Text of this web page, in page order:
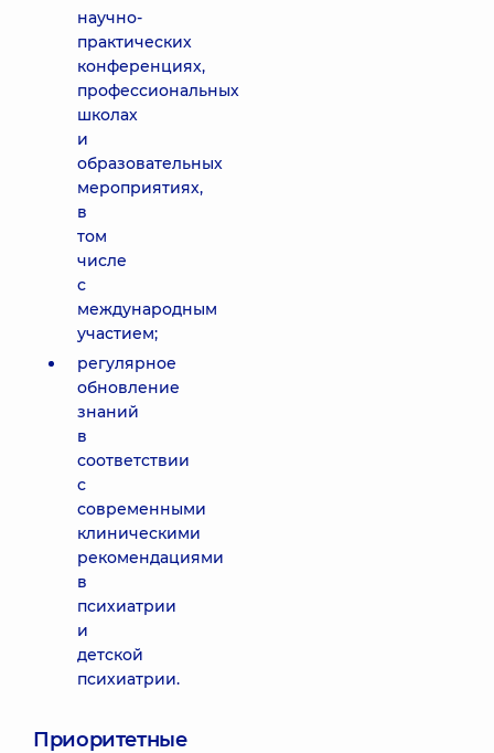
научно-
практических
конференциях,
профессиональных
школах
и
образовательных
мероприятиях,
в
том
числе
с
международным
участием;
регулярное
обновление
знаний
в
соответствии
с
современными
клиническими
рекомендациями
в
психиатрии
и
детской
психиатрии.
Приоритетные